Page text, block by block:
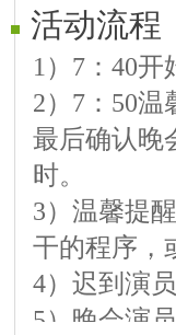
【09号演
【 10号演
【 11号演
【12号演
【13号演
【 14号演
【15号演
活动流程
1）7：40
2）7：50
最后确认晚
时。
3）温馨提
干的程序，
4）迟到演
5）晚会演